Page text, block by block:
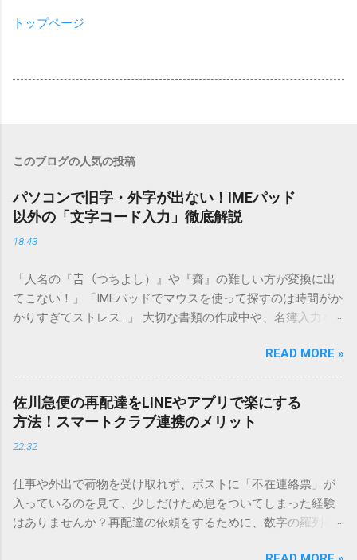
トップページ
このブログの人気の投稿
パソコンで旧字・外字が出ない！IMEパッド
以外の「文字コード入力」徹底解説
18:43
「人名の『𠮷（つちよし）』や『齋』の難しい方が変換に出
てこない！」「IMEパッドでマウスを使って探すのは時間がか
かりすぎてストレス…」 大切な書類の作成中や、名簿入力を
てしまいますよね。多くの人が「IMEパッド（手書き入力）」
を使いますが、実はマウスで一画ずつ書くのは非効率です
し、似た漢字が多すぎて結局見つからないことも少なくあり
ません。 そこで今回は、IMEパッドを使わずに、特定のコー
ドを打ち込むだけで一瞬で旧字や外字、特殊記号を呼び出す
「文字コード入力」のテクニックを詳しく解説します。 この
必要はありません。 1. なぜ「変換」しても旧字・外字が出て
こないのか？ そもそも、なぜ普通の変換で出てこない漢字が
あるのでしょうか。その理由は、パソコンが文字を認識する
READ MORE »
佐川急便の再配達をLINEやアプリで楽にする
方法！スマートクラブ連携のメリット
22:32
仕事や外出で荷物を受け取れず、ポストに「不在連絡票」が
入っているのを見て、少しだけため息をついてしまった経験
はありませんか？再配達の依頼をするために、数字の羅列を